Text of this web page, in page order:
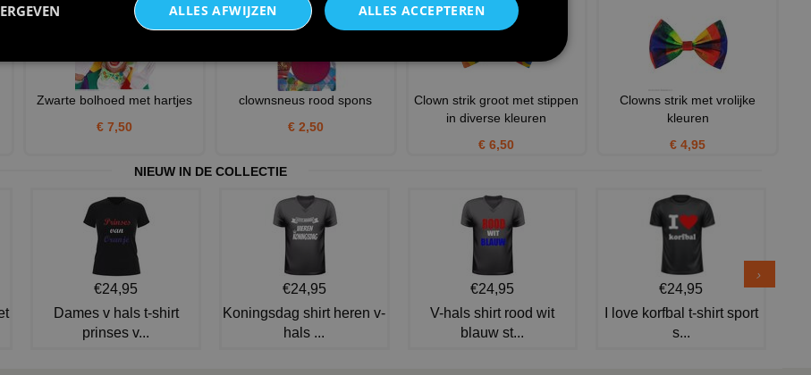
Zwarte bolhoed met hartjes
€ 7,50
clownsneus rood spons
€ 2,50
Clown strik groot met stippen
in diverse kleuren
€ 6,50
Clowns strik met vrolijke
kleuren
€ 4,95
NIEUW IN DE COLLECTIE
€24,95
Dames v hals t-shirt
prinses v...
€24,95
Koningsdag shirt heren v-
hals ...
€24,95
V-hals shirt rood wit
blauw st...
€24,95
I love korfbal t-shirt sport
s...
ALLES ACCEPTEREN
ALLES AFWIJZEN